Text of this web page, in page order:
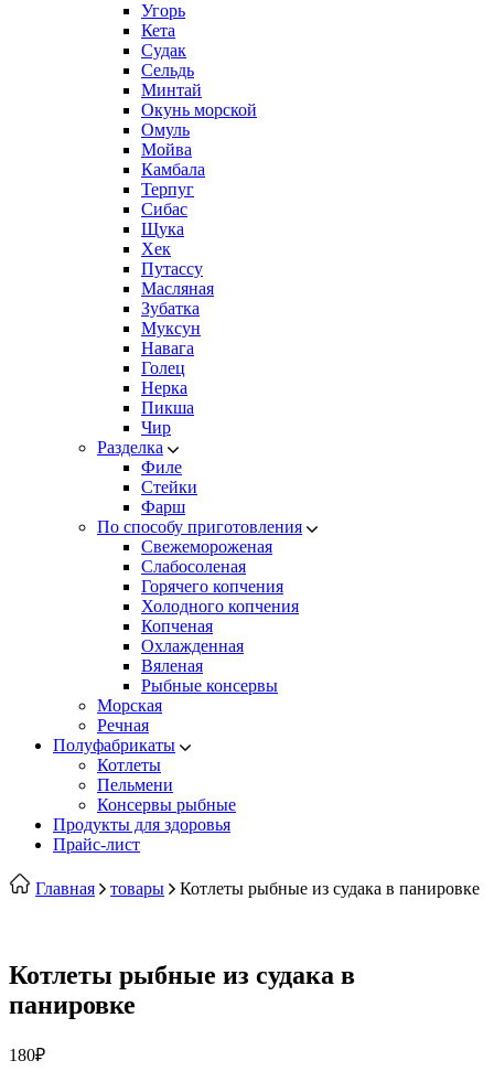
Угорь
Кета
Судак
Сельдь
Минтай
Окунь морской
Омуль
Мойва
Камбала
Терпуг
Сибас
Щука
Хек
Путассу
Масляная
Зубатка
Муксун
Навага
Голец
Нерка
Пикша
Чир
Разделка
Филе
Стейки
Фарш
По способу приготовления
Свежемороженая
Cлабосоленая
Горячего копчения
Холодного копчения
Копченая
Охлажденная
Вяленая
Рыбные консервы
Морская
Речная
Полуфабрикаты
Котлеты
Пельмени
Консервы рыбные
Продукты для здоровья
Прайс-лист
Главная товары Котлеты рыбные из судака в панировке
Котлеты рыбные из судака в
панировке
180₽